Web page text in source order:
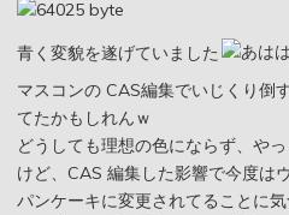
青く変貌を遂げていました
マスコンの CAS編集でいじくり倒
てたかもしれんｗ
どうしても理想の色にならず、や
けど、CAS 編集した影響で今度は
パンケーキに変更されてることに気